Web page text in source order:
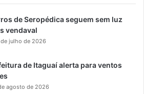
de Seropédica seguem sem luz
vendaval
de julho de 2026
de Itaguaí alerta para ventos
agosto de 2026